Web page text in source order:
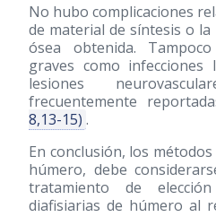
No hubo complicaciones
de material de síntesis o
ósea obtenida.
graves como
lesiones
frecuentemente
8,13-15) .
En conclusión, los
húmero, debe
tratamiento de
diafisiarias de húmero al